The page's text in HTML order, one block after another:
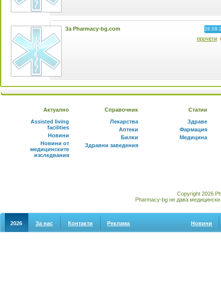
За Pharmacy-bg.com
прочети
Актуално
Assisted living
facilities
Новини
Новини от
медицинските
изследвания
Справочник
Лекарства
Аптеки
Билки
Здравни заведения
Статии
Здраве
Фармация
Медицина
Copyright 2026
Pharmacy-bg не дава
2026 За нас Контакти Реклама Новини